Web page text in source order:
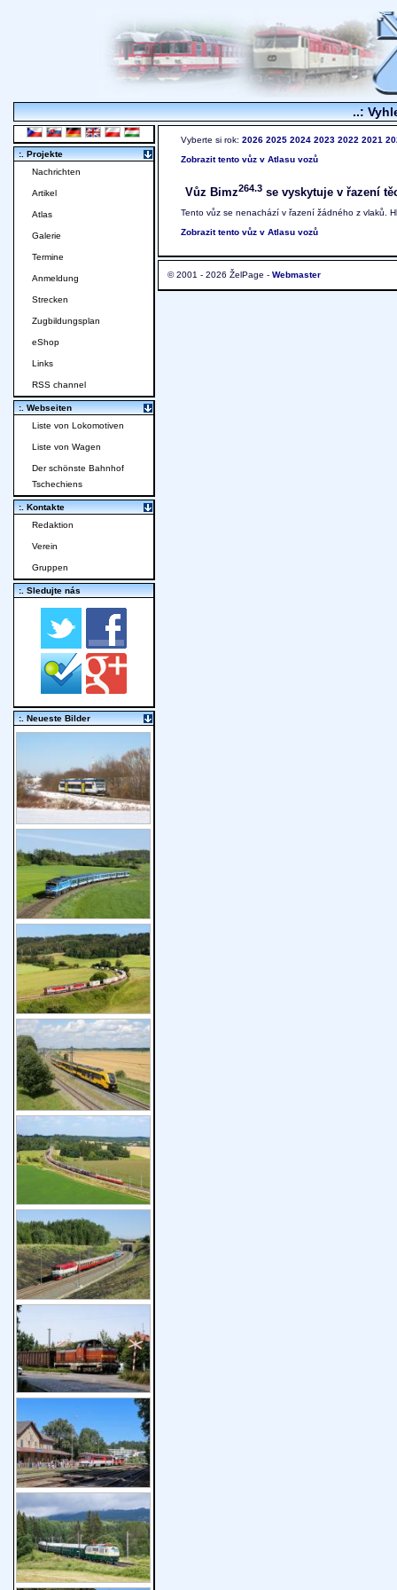
..:
Vyberte si rok: 2026 2025 2024 2023 2022 2021
Zobrazit tento vůz v Atlasu vozů
Vůz Bimz264.3 se vyskytuje v řazení
Tento vůz se nenachází v řazení žádného z vlaků.
Zobrazit tento vůz v Atlasu vozů
© 2001 - 2026 ŽelPage - Webmaster
:. Projekte
Nachrichten
Artikel
Atlas
Galerie
Termine
Anmeldung
Strecken
Zugbildungsplan
eShop
Links
RSS channel
:. Webseiten
Liste von Lokomotiven
Liste von Wagen
Der schönste Bahnhof
Tschechiens
:. Kontakte
Redaktion
Verein
Gruppen
:. Sledujte nás
:. Neueste Bilder